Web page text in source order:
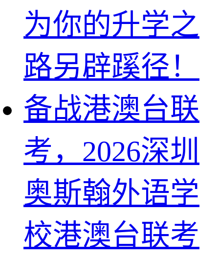
为你的升学之
路另辟蹊径！
备战港澳台联
考，2026深圳
奥斯翰外语学
校港澳台联考